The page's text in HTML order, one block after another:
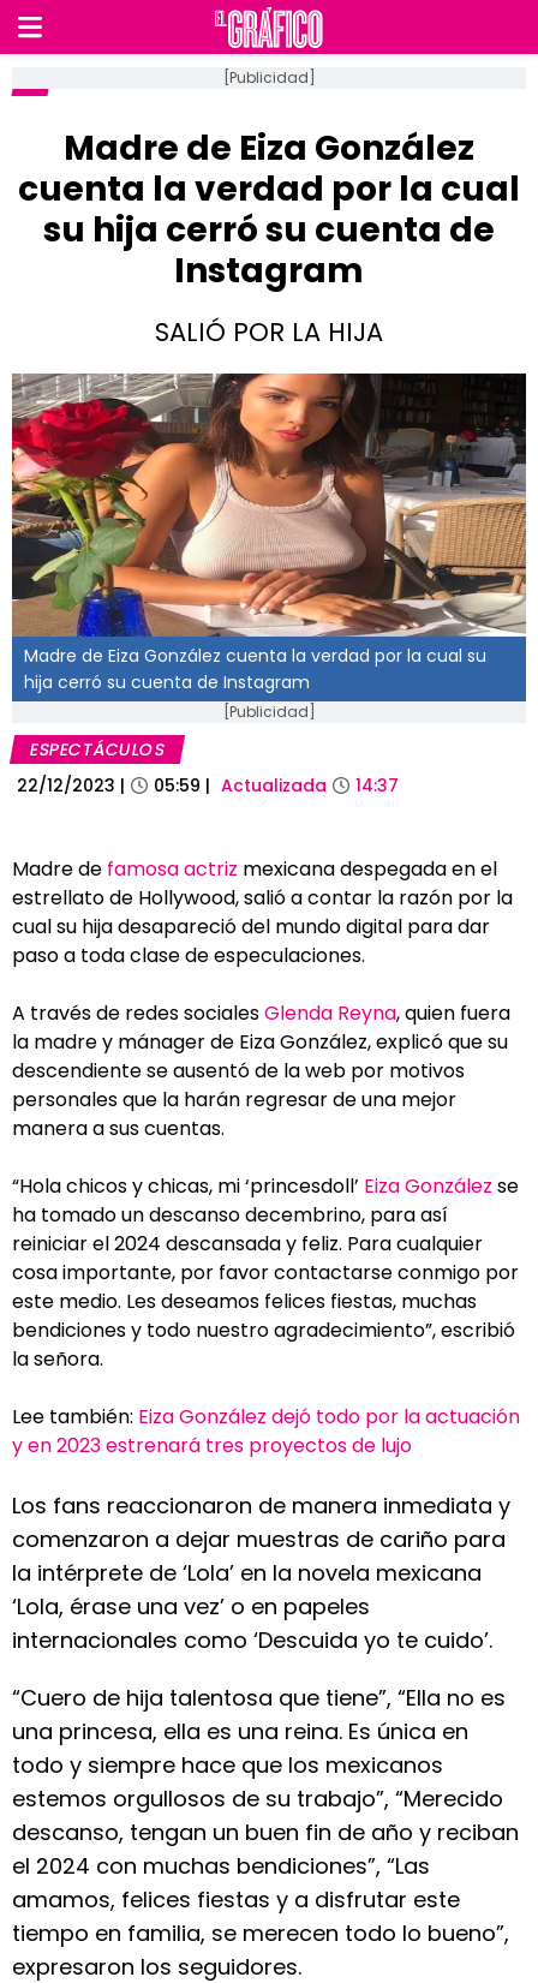
[Publicidad]
Madre de Eiza González
cuenta la verdad por la cual
su hija cerró su cuenta de
Instagram
SALIÓ POR LA HIJA
Madre de Eiza González cuenta la verdad por la cual su
hija cerró su cuenta de Instagram
[Publicidad]
ESPECTÁCULOS
22/12/2023 | 05:59 | Actualizada 14:37
Madre de famosa actriz mexicana despegada en el
estrellato de Hollywood, salió a contar la razón por la
cual su hija desapareció del mundo digital para dar
paso a toda clase de especulaciones.
A través de redes socialesGlenda Reyna, quien fuera
la madre y mánager de Eiza González, explicó que su
descendiente se ausentó de la web por motivos
personales que la harán regresar de una mejor
manera a sus cuentas.
“Hola chicos y chicas, mi ‘princesdoll’ Eiza González se
ha tomado un descanso decembrino, para así
reiniciar el 2024 descansada y feliz. Para cualquier
cosa importante, por favor contactarse conmigo por
este medio. Les deseamos felices fiestas, muchas
bendiciones y todo nuestro agradecimiento”, escribió
la señora.
Lee también: Eiza González dejó todo por la actuación
y en 2023 estrenará tres proyectos de lujo
Los fans reaccionaron de manera inmediata y
comenzaron a dejar muestras de cariño para
la intérprete de ‘Lola’ en la novela mexicana
‘Lola, érase una vez’ o en papeles
internacionales como ‘Descuida yo te cuido’.
“Cuero de hija talentosa que tiene”, “Ella no es
una princesa, ella es una reina. Es única en
todo y siempre hace que los mexicanos
estemos orgullosos de su trabajo”, “Merecido
descanso, tengan un buen fin de año y reciban
el 2024 con muchas bendiciones”, “Las
amamos, felices fiestas y a disfrutar este
tiempo en familia, se merecen todo lo bueno”,
expresaron los seguidores.